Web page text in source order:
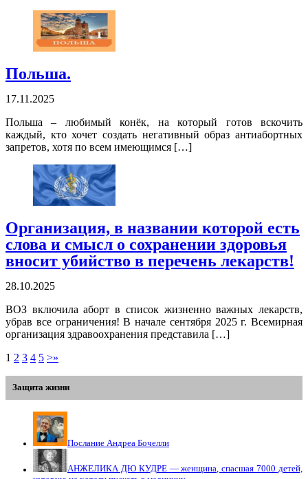
Польша.
17.11.2025
Польша – любимый конёк, на который готов вскочить
каждый, кто хочет создать негативный образ антиабортных
запретов, хотя по всем имеющимся […]
Организация, в названии которой есть
слова и смысл о сохранении здоровья
вносит убийство в перечень лекарств!
28.10.2025
ВОЗ включила аборт в список жизненно важных лекарств,
убрав все ограничения! В начале сентября 2025 г. Всемирная
организация здравоохранения представила […]
1 2 3 4 5 >»
Защита жизни
Послание Андреа Бочелли
АНЖЕЛИКА ДЮ КУДРЕ — женщина, спасшая 7000 детей,